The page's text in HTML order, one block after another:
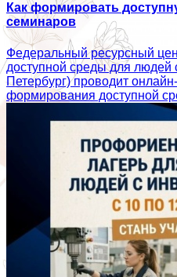
Как формировать
семинаров
Федеральный ресурсный
доступной среды для людей
Петербург) проводит
формирования доступной